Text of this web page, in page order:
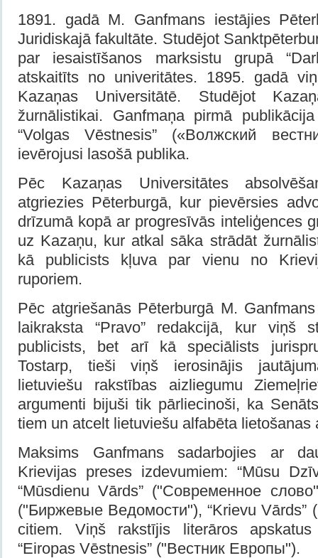
1891. gadā M. Ganfmans iestājies
Juridiskajā fakultāte. Studējot
par iesaistīšanos marksistu grupā
atskaitīts no univeritātes. 1895. gadā
Kazaņas Universitātē. Studējot
žurnālistikai. Ganfmaņa pirmā
“Volgas Vēstnesis” («Волжский
ievērojusi lasošā publika.
Pēc Kazaņas Universitātes
atgriezies Pēterburgā, kur pievērsies
drīzumā kopā ar progresīvās inteliģences
uz Kazaņu, kur atkal sāka strādāt
kā publicists kļuva par vienu no
ruporiem.
Pēc atgriešanās Pēterburgā M.
laikraksta “Pravo” redakcijā, kur viņš
publicists, bet arī kā speciālists
Tostarp, tieši viņš ierosinājis
lietuviešu rakstības aizliegumu
argumenti bijuši tik pārliecinoši, ka
tiem un atcelt lietuviešu alfabēta lietošanas
Maksims Ganfmans sadarbojies ar
Krievijas preses izdevumiem: “Mūsu
“Mūsdienu Vārds” ("Современное
("Биржевые Ведомости"), “Krievu Vārds”
citiem. Viņš rakstījis literāros apskatus
“Eiropas Vēstnesis” ("Вестник Европы").